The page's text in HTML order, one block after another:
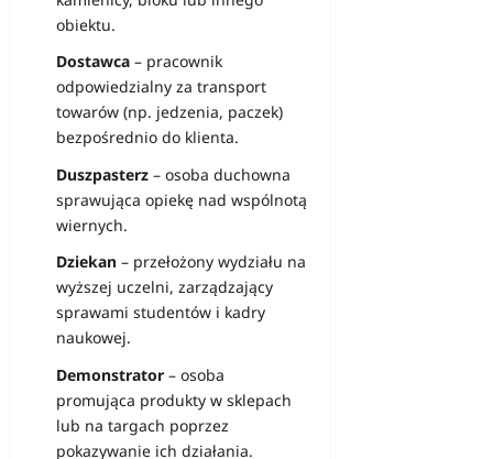
obiektu.
Dostawca – pracownik
odpowiedzialny za transport
towarów (np. jedzenia, paczek)
bezpośrednio do klienta.
Duszpasterz – osoba duchowna
sprawująca opiekę nad wspólnotą
wiernych.
Dziekan – przełożony wydziału na
wyższej uczelni, zarządzający
sprawami studentów i kadry
naukowej.
Demonstrator – osoba
promująca produkty w sklepach
lub na targach poprzez
pokazywanie ich działania.